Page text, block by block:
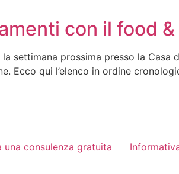
con il food
settimana prossima presso la Casa
qui l’elenco in ordine
una consulenza gratuita